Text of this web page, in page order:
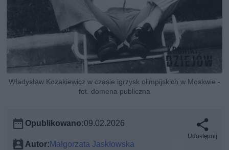
Władysław Kozakiewicz w czasie igrzysk olimpijskich w Moskwie -
fot. domena publiczna
Opublikowano:09.02.2026
Autor: Małgorzata Jaskłowska
Udostępnij